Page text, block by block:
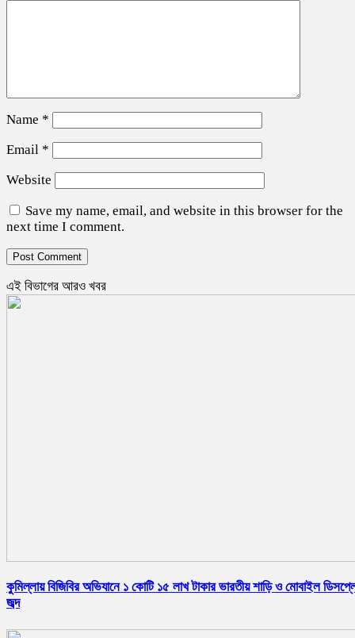
Name *
Email *
Website
Save my name, email, and website in this browser for the
next time I comment.
এই বিভাগের আরও খবর
কুমিল্লায় বিজিবির অভিযানে ১ কোটি ১৫ লাখ টাকার ভারতীয় শাড়ি ও মোবাইল
জব্দ